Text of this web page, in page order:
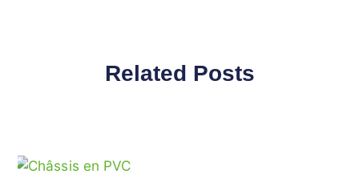
Related Posts